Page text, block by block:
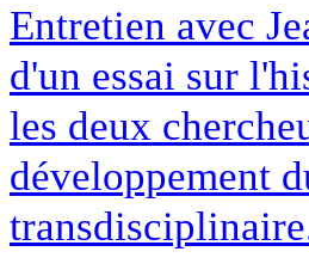
Entretien avec
d'un essai sur
les deux
développement